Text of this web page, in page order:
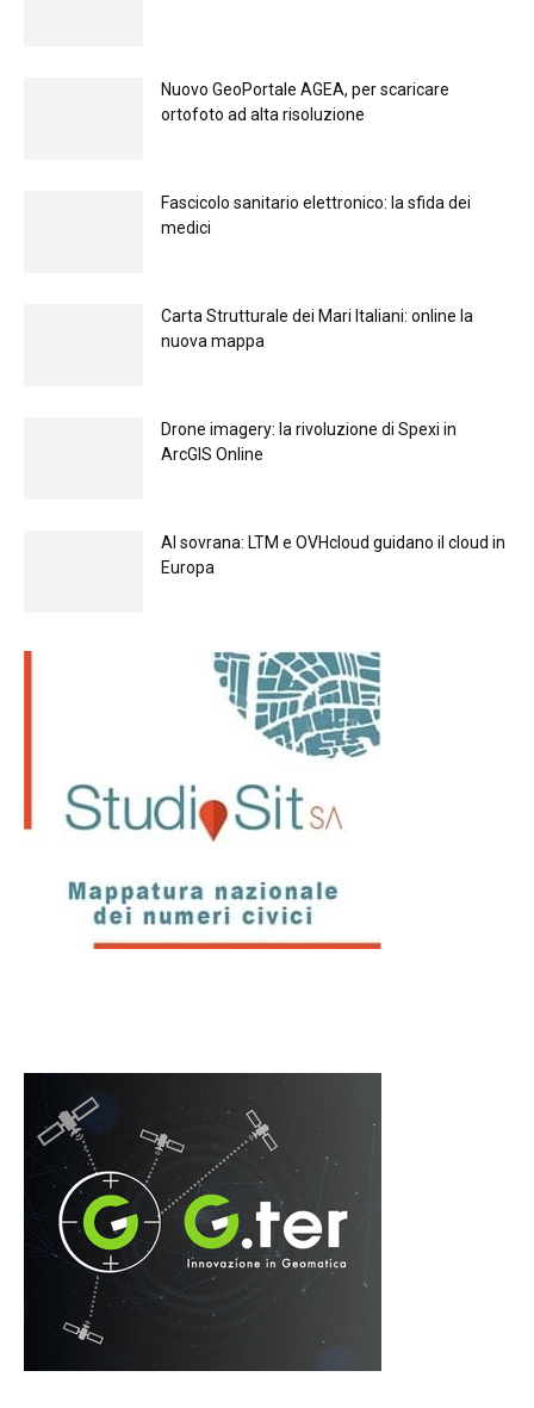
Nuovo GeoPortale AGEA, per scaricare
ortofoto ad alta risoluzione
Fascicolo sanitario elettronico: la sfida dei
medici
Carta Strutturale dei Mari Italiani: online la
nuova mappa
Drone imagery: la rivoluzione di Spexi in
ArcGIS Online
Al sovrana: LTM е OVHcloud guidano il cloud in
Europа